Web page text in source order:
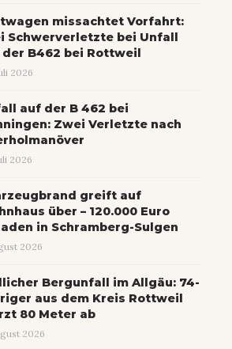
missachtet Vorfahrt:
Schwerverletzte bei Unfall
der B462 bei Rottweil
2026
auf der B 462 bei
Zwei Verletzte nach
2026
greift auf
über – 120.000 Euro
in Schramberg-Sulgen
2026
Bergunfall im Allgäu: 74-
aus dem Kreis Rottweil
80 Meter ab
2026